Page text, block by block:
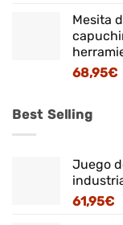
Mesita
68,95€
Best Selling
Juego
61,95€